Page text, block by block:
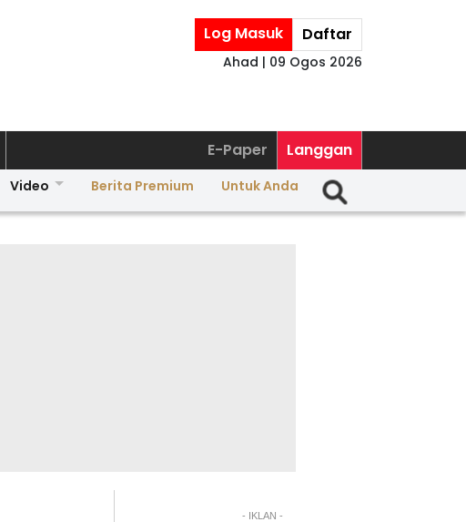
Log Masuk Daftar
Ahad | 09 Ogos 2026
E-Paper Langgan
Video Berita Premium Untuk Anda
- IKLAN -